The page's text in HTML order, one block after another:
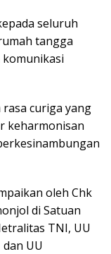
seluruh
tangga
curiga yang
keharmonisan
oleh Chk
di Satuan
TNI, UU
UU